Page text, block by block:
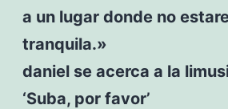
a un lugar donde no
tranquila.»
daniel se acerca a la
‘Suba, por favor’